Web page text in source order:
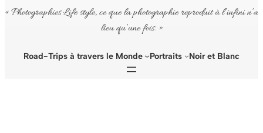
« Photographies Life style, ce que la photographie reproduit à l’infini n’a
lieu qu’une fois. »
Road-Trips à travers le Monde Portraits Noir et Blanc